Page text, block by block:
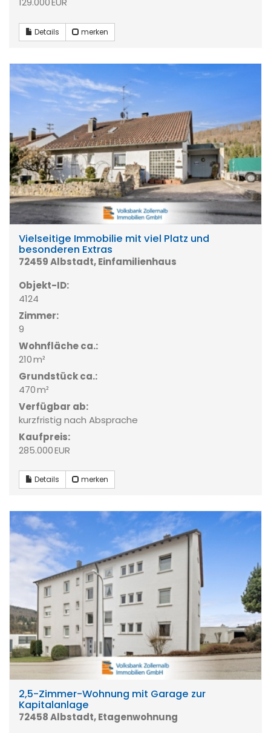
Details merken
Vielseitige Immobilie mit viel Platz und
besonderen Extras
72459 Albstadt, Einfamilienhaus
Objekt-ID:
4124
Zimmer:
9
Wohnfläche ca.:
210 m²
Grund­stück ca.:
470 m²
Verfügbar ab:
kurzfristig nach Absprache
Kaufpreis:
285.000 EUR
Details merken
2,5-Zimmer-Wohnung mit Garage zur
Kapitalanlage
72458 Albstadt, Etagenwohnung